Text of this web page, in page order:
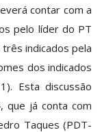
contar com a
pelo líder do PT
indicados pela
dos indicados
Esta discussão
que já conta com
Taques (PDT-